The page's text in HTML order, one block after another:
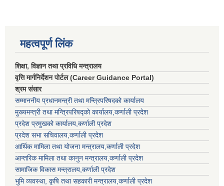
महत्वपूर्ण लिंक
शिक्षा, विज्ञान तथा प्रविधि मन्त्रालय
वृत्ति मार्गनिर्देशन पोर्टल (Career Guidance Portal)
श्रम संसार
सम्माननीय प्रधानमन्त्री तथा मन्त्रिपरिषद‌को कार्यालय
मुख्यमन्त्री तथा मन्त्रिपरिषद्को कार्यालय,कर्णाली प्रदेश
प्रदेश प्रमुखको कार्यालय,कर्णाली प्रदेश
प्रदेश सभा सचिवालय,कर्णाली प्रदेश
आर्थिक मामिला तथा योजना मन्त्रालय,कर्णाली प्रदेश
आन्तरिक मामिला तथा कानुन मन्त्रालय,कर्णाली प्रदेश
सामाजिक विकास मन्त्रालय,कर्णाली प्रदेश
भुमि व्यवस्था, कृषि तथा सहकारी मन्त्रालय,कर्णाली प्रदेश